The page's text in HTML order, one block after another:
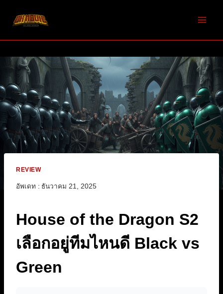
REVIEW
อัพเดท : ธันวาคม 21, 2025
House of the Dragon S2
เลือกอยู่ทีมไหนดี Black vs
Green